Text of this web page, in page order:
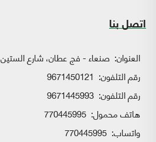
اتصل بنا
العنوان: صنعاء - فج عطان، شارع الستين
رقم التلفون: 9671450121
رقم التلفون: 9671445993
هاتف محمول: 770445995
واتساب: